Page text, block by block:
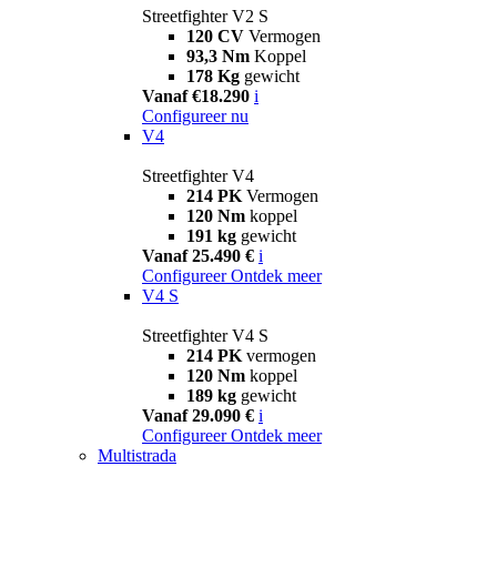
Streetfighter V2 S
120 CV Vermogen
93,3 Nm Koppel
178 Kg gewicht
Vanaf €18.290 i
Configureer nu
V4
Streetfighter V4
214 PK Vermogen
120 Nm koppel
191 kg gewicht
Vanaf 25.490 € i
Configureer Ontdek meer
V4 S
Streetfighter V4 S
214 PK vermogen
120 Nm koppel
189 kg gewicht
Vanaf 29.090 € i
Configureer Ontdek meer
Multistrada